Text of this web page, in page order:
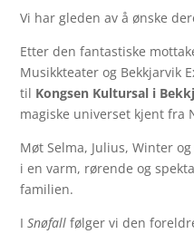
Vi har gleden av å ønske
Etter den fantastiske
Musikkteater og Bekkjarvik
til Kongsen Kultursal i
magiske universet kjent fra
Møt Selma, Julius, Winter
i en varm, rørende og
familien.
ISnøfall følger vi den